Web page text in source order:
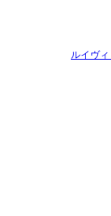
ルイヴ